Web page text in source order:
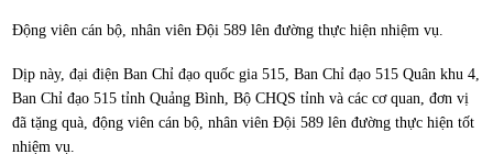
Động viên cán bộ, nhân viên Đội 589 lên đường thực hiện nhiệm vụ.
Dịp này, đại điện Ban Chỉ đạo quốc gia 515, Ban Chỉ đạo 515 Quân khu 4,
Ban Chỉ đạo 515 tỉnh Quảng Bình, Bộ CHQS tỉnh và các cơ quan, đơn vị
đã tặng quà, động viên cán bộ, nhân viên Đội 589 lên đường thực hiện tốt
nhiệm vụ.